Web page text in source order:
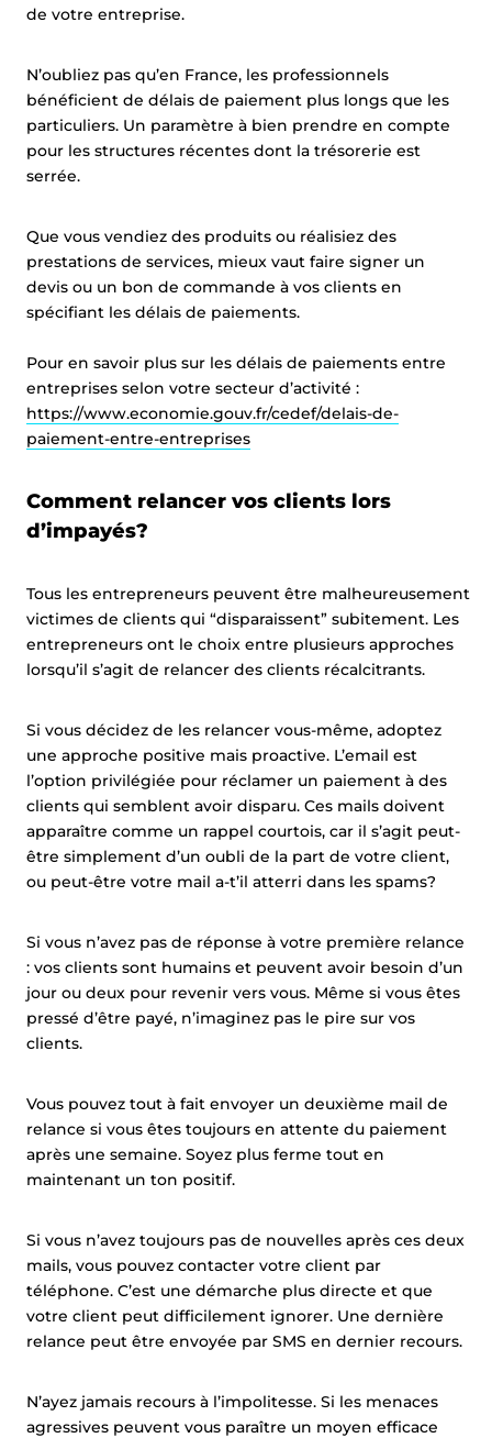
de votre entreprise.
N’oubliez pas qu’en France, les professionnels
bénéficient de délais de paiement plus longs que les
particuliers. Un paramètre à bien prendre en compte
pour les structures récentes dont la trésorerie est
serrée.
Que vous vendiez des produits ou réalisiez des
prestations de services, mieux vaut faire signer un
devis ou un bon de commande à vos clients en
spécifiant les délais de paiements.
Pour en savoir plus sur les délais de paiements entre
entreprises selon votre secteur d’activité :
https://www.economie.gouv.fr/cedef/delais-de-
paiement-entre-entreprises
Comment relancer vos clients lors
d’impayés?
Tous les entrepreneurs peuvent être malheureusement
victimes de clients qui “disparaissent” subitement. Les
entrepreneurs ont le choix entre plusieurs approches
lorsqu’il s’agit de relancer des clients récalcitrants.
Si vous décidez de les relancer vous-même, adoptez
une approche positive mais proactive. L’email est
l’option privilégiée pour réclamer un paiement à des
clients qui semblent avoir disparu. Ces mails doivent
apparaître comme un rappel courtois, car il s’agit peut-
être simplement d’un oubli de la part de votre client,
ou peut-être votre mail a-t’il atterri dans les spams?
Si vous n’avez pas de réponse à votre première relance
: vos clients sont humains et peuvent avoir besoin d’un
jour ou deux pour revenir vers vous. Même si vous êtes
pressé d’être payé, n’imaginez pas le pire sur vos
clients.
Vous pouvez tout à fait envoyer un deuxième mail de
relance si vous êtes toujours en attente du paiement
après une semaine. Soyez plus ferme tout en
maintenant un ton positif.
Si vous n’avez toujours pas de nouvelles après ces deux
mails, vous pouvez contacter votre client par
téléphone. C’est une démarche plus directe et que
votre client peut difficilement ignorer. Une dernière
relance peut être envoyée par SMS en dernier recours.
N’ayez jamais recours à l’impolitesse. Si les menaces
agressives peuvent vous paraître un moyen efficace